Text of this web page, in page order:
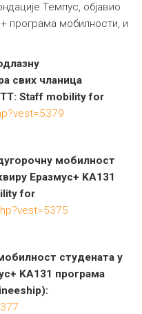
Темпус, објавио
програма мобилности, и
свих чланица
Т: Staff mobility for
мобилност
Еразмус+ KA131
for
студената у
KA131 програма